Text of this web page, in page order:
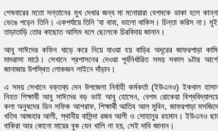
শেষবারের মতো সন্তানের মুখ দেখার জন্য মা মনোয়ারা বেগমকে ডাকা হলে
ভেঙে পড়েন তিনি। একপর্যায়ে তিনি ‘যা বাবা, ভালো থাকিস। চিন্তা করিস না।
তাড়াতাড়ি তোর কাছোত আসিম বলে ছেলেকে চিরবিদায় জানান।
আবু সাঈদের কফিন ঘাড়ে করে নিয়ে যাওয়া হয় বাড়ির অদূরের জাফরপাড়া
মাদরাসা মাঠে। সেখানে প্রশাসনের দেওয়া পূর্বনির্ধারিত সময় সকাল ৯টার
জানাজায় উপস্থিত লোকজন লাইনে দাঁড়ান।
এ সময় সেখানে বক্তব্য দেন উপজেলা নির্বাহী কর্মকর্তা (ইউএনও) ইকবাল
নিহত শিক্ষার্থী আবু সাঈদের বড় ভাই আবু হোসেন, বেগম রোকেয়া
কলা অনুষদের ডিন সফিক আশরাফ, শিক্ষার্থী আতিব আল মুবিন, জাফরপাড়া
খতিব আজহার আলী, স্থানীয় বাসিন্দা রজব আলী ও সোহানুর রহমান। ইউএনও
বাকিরা আর কোনো মায়ের বুক যেন খালি না হয়, সেই দাবি জানান।